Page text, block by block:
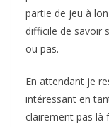
partie de jeu à
difficile de savoir
ou pas.
En attendant je
intéressant en
clairement pas là